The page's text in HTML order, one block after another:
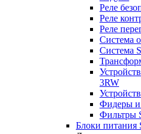
Реле
Реле
Реле
Сиcтема
Система
3RW
Фидеры и
Фильтры
Блоки питания